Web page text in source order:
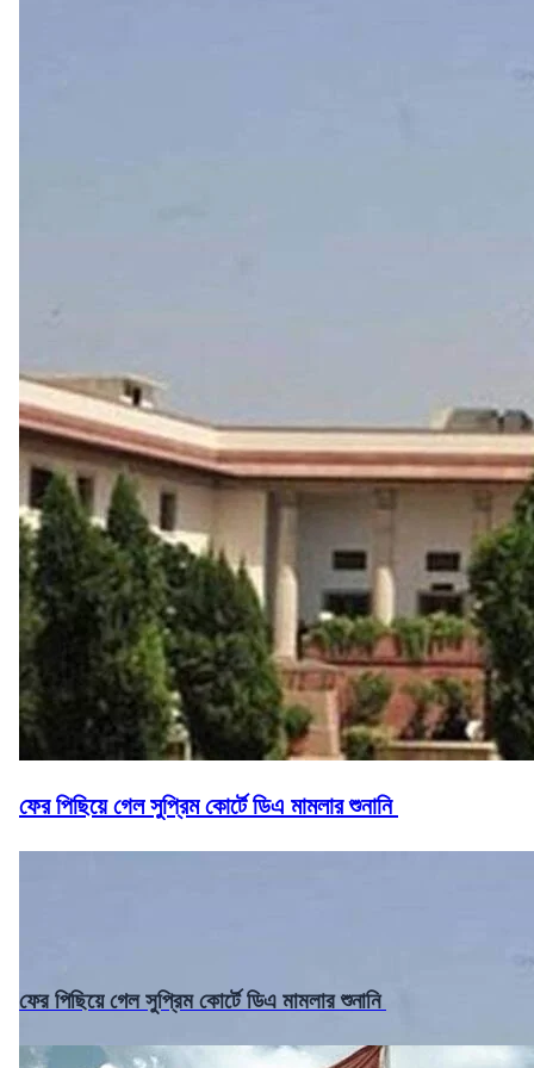
ফের পিছিয়ে গেল সুপ্রিম কোর্টে ডিএ মামলার শুনানি
ফের পিছিয়ে গেল সুপ্রিম কোর্টে ডিএ মামলার শুনানি